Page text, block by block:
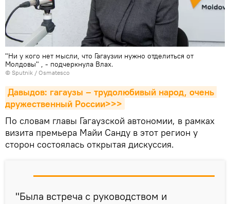
"Ни у кого нет мысли, что Гагаузии нужно отделиться от
Молдовы" , - подчеркнула Влах.
© Sputnik / Osmatesco
Давыдов: гагаузы – трудолюбивый народ, очень
дружественный России>>>
По словам главы Гагаузской автономии, в рамках
визита премьера Майи Санду в этот регион у
сторон состоялась открытая дискуссия.
"Была встреча с руководством и